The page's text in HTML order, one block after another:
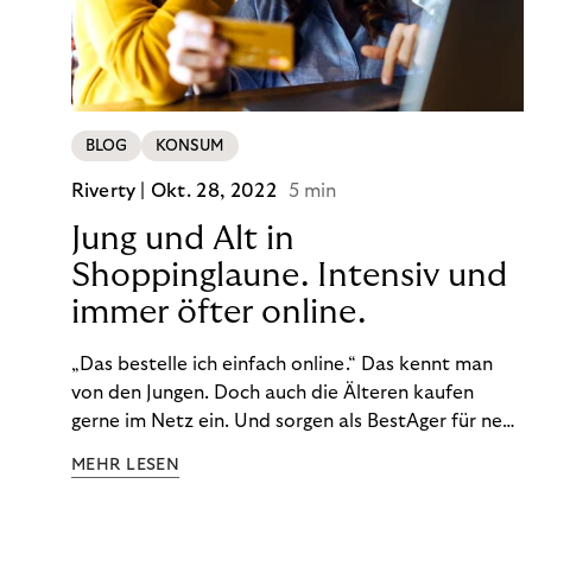
BLOG KONSUM
Riverty | Okt. 28, 2022 5 min
Jung und Alt in
Shoppinglaune. Intensiv und
immer öfter online.
„Das bestelle ich einfach online.“ Das kennt man
von den Jungen. Doch auch die Älteren kaufen
gerne im Netz ein. Und sorgen als BestAger für neue
von der Generation Z. Wir haben genauer
MEHR LESEN